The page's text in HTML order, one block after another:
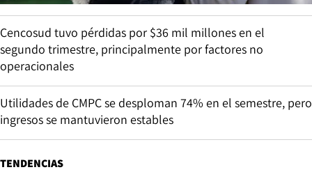
Cencosud tuvo pérdidas por $36 mil millones en el
segundo trimestre, principalmente por factores no
operacionales
Utilidades de CMPC se desploman 74% en el semestre, pero
ingresos se mantuvieron estables
TENDENCIAS